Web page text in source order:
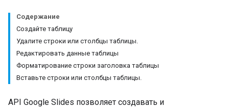
Содержание
Создайте таблицу
Удалите строки или столбцы таблицы.
Редактировать данные таблицы
Форматирование строки заголовка таблицы
Вставьте строки или столбцы таблицы.
API Google Slides позволяет создавать и